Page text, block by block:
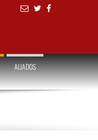
ALIADOS